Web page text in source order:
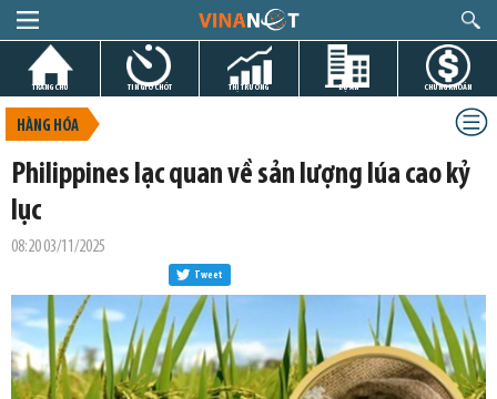
TRANG CHỦ TIN GIỜ CHÓT THỊ TRƯỜNG DỰ ÁN CHỨNG KHOÁN
HÀNG HÓA
Philippines lạc quan về sản lượng lúa cao kỷ
lục
08:20 03/11/2025
Tweet